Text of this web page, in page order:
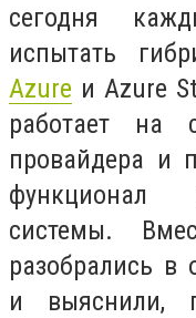
сегодня
испытать
Azure и Azure
работает на
провайдера и
функционал
системы.
разобрались в
и выяснили,